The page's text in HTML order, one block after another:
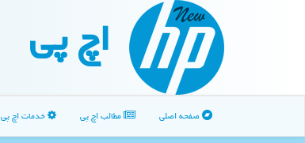
اچ پی
صفحه اصلی مطالب اچ پی خدمات اچ پی